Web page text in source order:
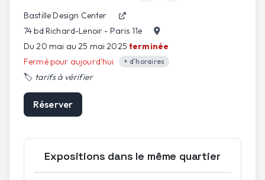
Bastille Design Center
74 bd Richard-Lenoir - Paris 11e
Du 20 mai au 25 mai 2025 terminée
Fermé pour aujourd'hui
+ d'horaires
🏷️ tarifs à vérifier
Réserver
Expositions dans le même quartier